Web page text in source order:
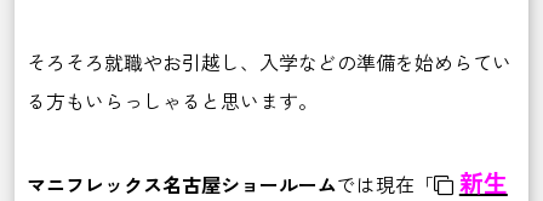
そろそろ就職やお引越し、入学などの準備を始めらてい
る方もいらっしゃると思います。
マニフレックス名古屋ショールームでは現在「
新生